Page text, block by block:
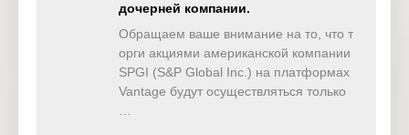
дочерней компании.
Обращаем ваше внимание на то, что т
орги акциями американской компании
SPGI (S&P Global Inc.) на платформах
Vantage будут осуществляться только